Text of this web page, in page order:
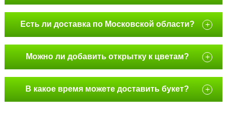
Есть ли доставка по Московской области? +
Можно ли добавить открытку к цветам? +
В какое время можете доставить букет? +